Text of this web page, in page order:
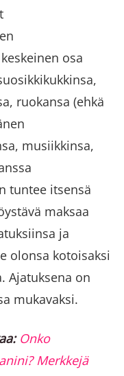
osa
ruokansa (ehkä
musiikkinsa,
tuntee itsensä
maksaa
ja
olonsa kotoisaksi
Ajatuksena on
mukavaksi.
Onko
Merkkejä